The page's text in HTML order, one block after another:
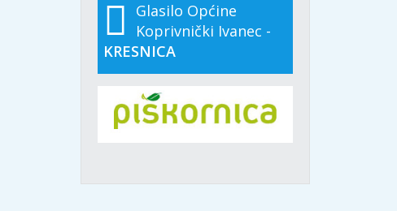
Glasilo Općine
Koprivnički Ivanec -
KRESNICA